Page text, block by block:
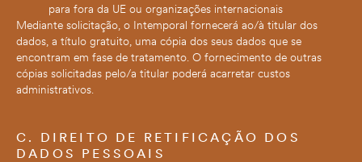
para fora da UE ou organizações internacionais
Mediante solicitação, o Intemporal fornecerá ao/à titular dos
dados, a título gratuito, uma cópia dos seus dados que se
encontram em fase de tratamento. O fornecimento de outras
cópias solicitadas pelo/a titular poderá acarretar custos
administrativos.
C. DIREITO DE RETIFICAÇÃO DOS
DADOS PESSOAIS